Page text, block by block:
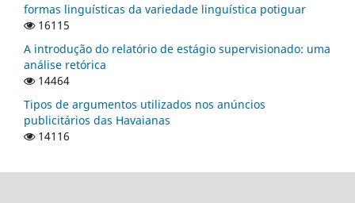
formas linguísticas da variedade linguística potiguar
16115
A introdução do relatório de estágio supervisionado: uma
análise retórica
14464
Tipos de argumentos utilizados nos anúncios
publicitários das Havaianas
14116